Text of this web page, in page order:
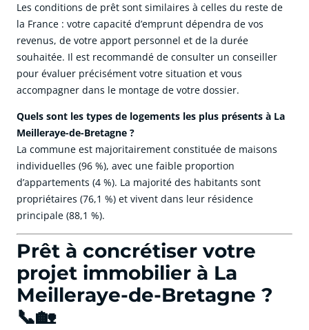
Les conditions de prêt sont similaires à celles du reste de
la France : votre capacité d’emprunt dépendra de vos
revenus, de votre apport personnel et de la durée
souhaitée. Il est recommandé de consulter un conseiller
pour évaluer précisément votre situation et vous
accompagner dans le montage de votre dossier.
Quels sont les types de logements les plus présents à La
Meilleraye-de-Bretagne ?
La commune est majoritairement constituée de maisons
individuelles (96 %), avec une faible proportion
d’appartements (4 %). La majorité des habitants sont
propriétaires (76,1 %) et vivent dans leur résidence
principale (88,1 %).
Prêt à concrétiser votre
projet immobilier à La
Meilleraye-de-Bretagne ?
📞🏡